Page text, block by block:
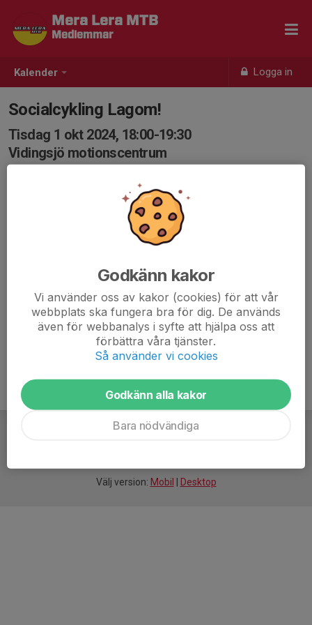
Kalender Logga in
Mera Lera MTB
Medlemmar
Socialcykling Lagom!
Tisdag 1 okt 2024, 18:00-19:30
Vidingsjö motionscentrum
Socialcykling på stig och grus!
verktyg om olyckan är framme så hjälps vi åt att fixa.
Välkomna!
Mera Lera MTB trappan.pdf
Välj version: Mobil Desktop
Godkänn kakor
Vi använder oss av kakor (cookies) för att vår
webbplats ska fungera bra för dig. De används
även för webbanalys i syfte att hjälpa oss att
förbättra våra tjänster.
Så använder vi cookies
Godkänn alla kakor
Bara nödvändiga